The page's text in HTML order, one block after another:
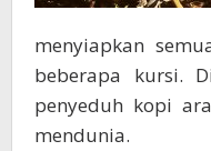
menyiapkan
beberapa kursi.
penyeduh kopi
mendunia.